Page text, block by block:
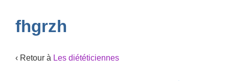
fhgrzh
‹ Retour à Les diététiciennes